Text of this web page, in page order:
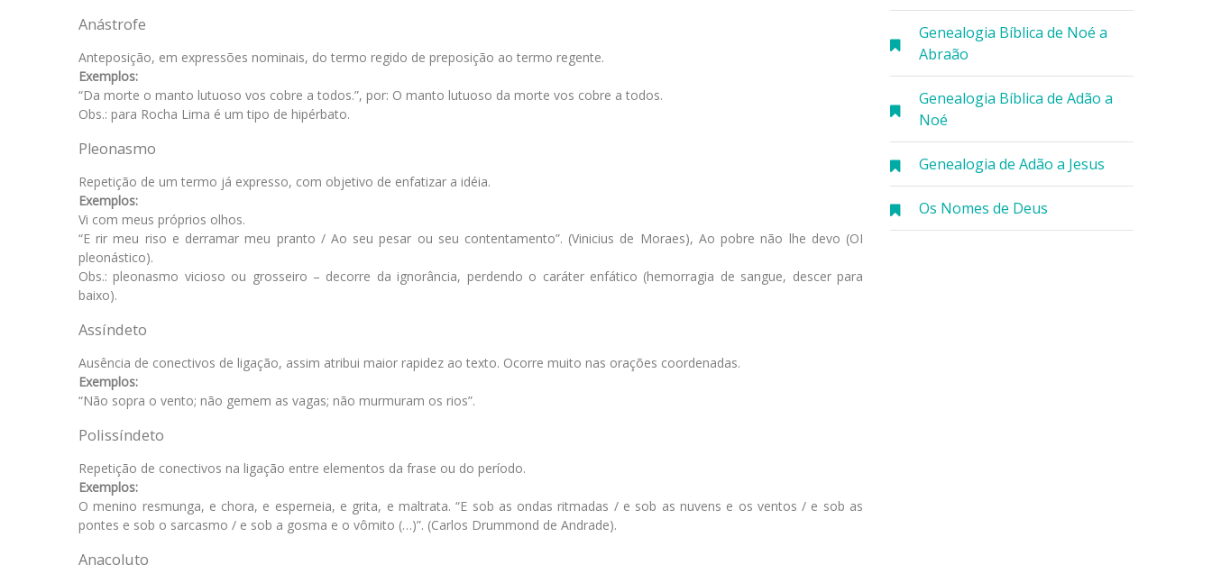
Genealogia Bíblica de Noé a
Abraão
Genealogia Bíblica de Adão a
Noé
Genealogia de Adão a Jesus
Os Nomes de Deus
Anástrofe
Anteposição, em expressões nominais, do termo regido de preposição ao termo regente.
Exemplos:
“Da morte o manto lutuoso vos cobre a todos.”, por: O manto lutuoso da morte vos cobre a todos.
Obs.: para Rocha Lima é um tipo de hipérbato.
Pleonasmo
Repetição de um termo já expresso, com objetivo de enfatizar a idéia.
Exemplos:
Vi com meus próprios olhos.
“E rir meu riso e derramar meu pranto / Ao seu pesar ou seu contentamento”. (Vinicius de Moraes), Ao pobre não lhe devo (OI
pleonástico).
Obs.: pleonasmo vicioso ou grosseiro – decorre da ignorância, perdendo o caráter enfático (hemorragia de sangue, descer para
baixo).
Assíndeto
Ausência de conectivos de ligação, assim atribui maior rapidez ao texto. Ocorre muito nas orações coordenadas.
Exemplos:
“Não sopra o vento; não gemem as vagas; não murmuram os rios”.
Polissíndeto
Repetição de conectivos na ligação entre elementos da frase ou do período.
Exemplos:
O menino resmunga, e chora, e esperneia, e grita, e maltrata. “E sob as ondas ritmadas / e sob as nuvens e os ventos / e sob as
pontes e sob o sarcasmo / e sob a gosma e o vômito (…)”. (Carlos Drummond de Andrade).
Anacoluto